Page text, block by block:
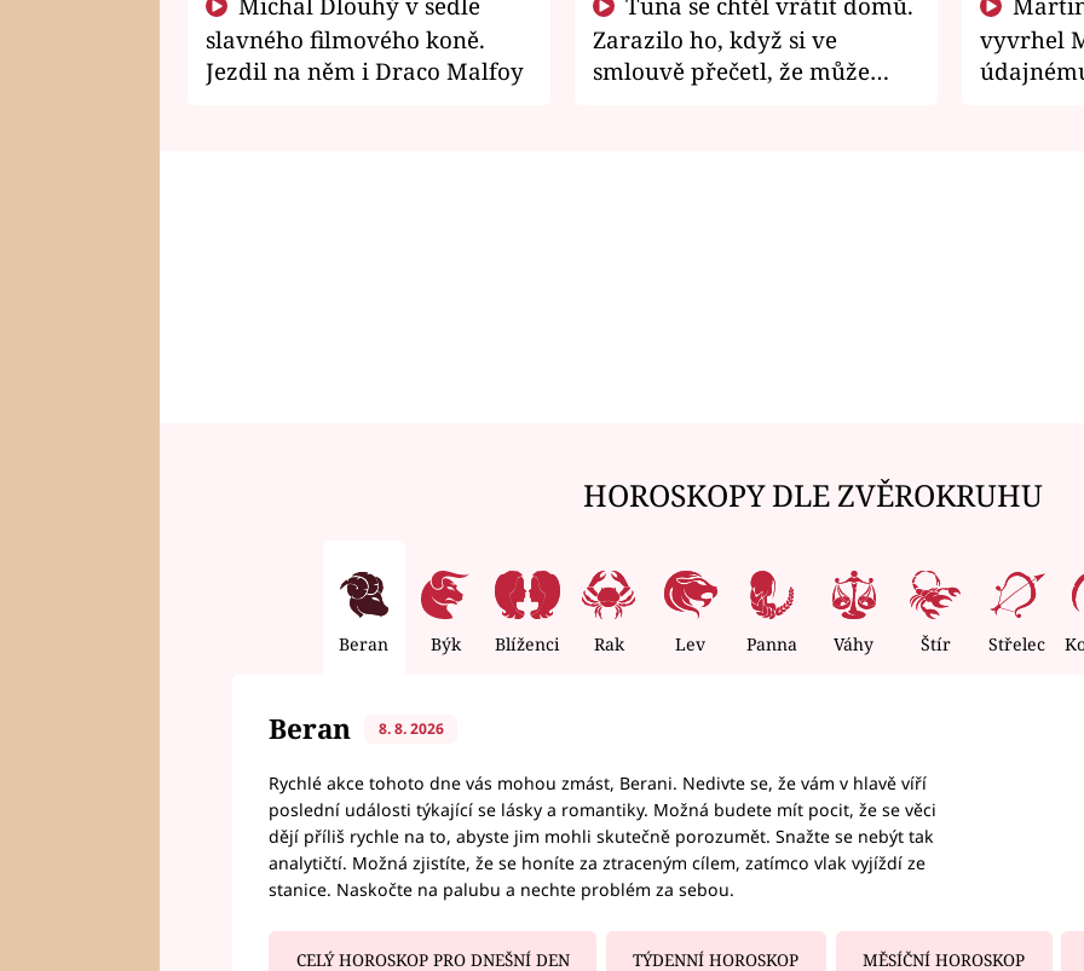
slavného filmového koně.
Jezdil na něm i Draco Malfoy
Zarazilo ho, když si ve
smlouvě přečetl, že může
vyvrhel
HOROSKOPY DLE ZVĚROKRUHU
Beran Býk Blíženci Rak Lev Panna Váhy Štír Střelec
Beran 8. 8. 2026
Rychlé akce tohoto dne vás mohou zmást, Berani. Nedivte se, že vám v hlavě víří
poslední události týkající se lásky a romantiky. Možná budete mít pocit, že se věci
dějí příliš rychle na to, abyste jim mohli skutečně porozumět. Snažte se nebýt tak
analytičtí. Možná zjistíte, že se honíte za ztraceným cílem, zatímco vlak vyjíždí ze
stanice. Naskočte na palubu a nechte problém za sebou.
CELÝ HOROSKOP PRO DNEŠNÍ DEN TÝDENNÍ HOROSKOP MĚSÍČNÍ HOROSKOP